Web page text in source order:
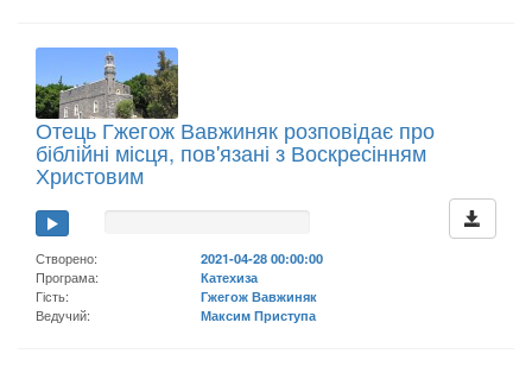
Отець Гжегож Вавжиняк розповідає про
біблійні місця, пов'язані з Воскресінням
Христовим
Створено:
2021-04-28 00:00:00
Програма:
Катехиза
Гість:
Гжегож Вавжиняк
Ведучий:
Максим Приступа